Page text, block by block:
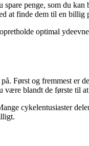
penge, som du
finde dem til en
optimal
Først og fremmest er
blandt de første til
cykelentusiaster